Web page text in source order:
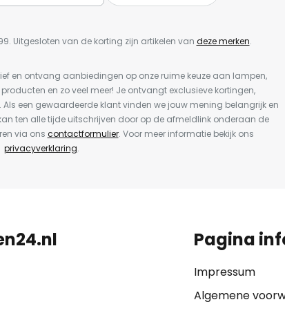
Uitgesloten van de korting zijn artikelen van deze merken.
en ontvang aanbiedingen op onze ruime keuze aan lampen,
en zo veel meer! Je ontvangt exclusieve kortingen,
een gewaardeerde klant vinden we jouw mening belangrijk en
ten alle tijde uitschrijven door op de afmeldlink onderaan de
via ons contactformulier. Voor meer informatie bekijk ons
privacyverklaring.
Pagina
Impressum
Algemene